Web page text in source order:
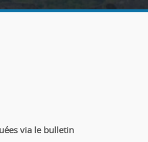
via le bulletin